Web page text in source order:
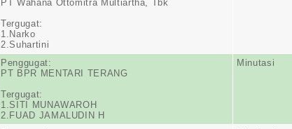
PT Wahana Ottomitra Multiartha, Tbk
Tergugat:
1.Narko
2.Suhartini
Penggugat:
PT BPR MENTARI TERANG
Tergugat:
1.SITI MUNAWAROH
2.FUAD JAMALUDIN H
Minutasi